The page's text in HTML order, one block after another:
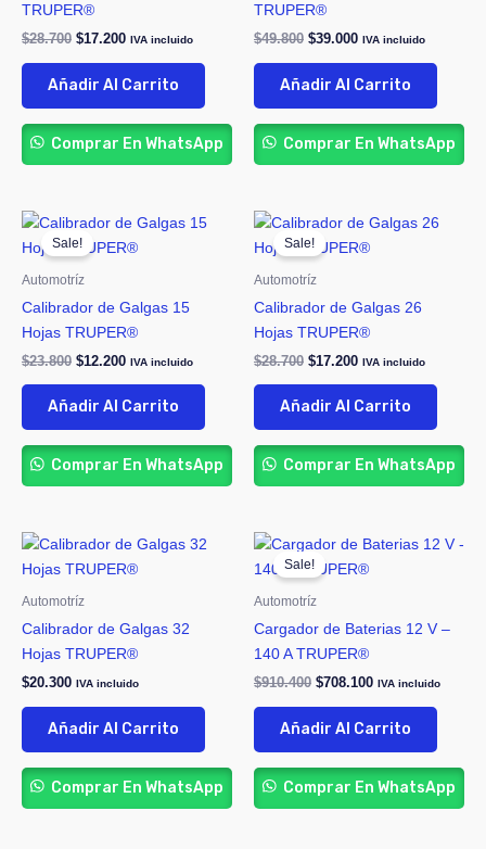
TRUPER®
$28.700 $17.200 IVA incluido
Añadir Al Carrito
Comprar En WhatsApp
TRUPER®
$49.800 $39.000 IVA incluido
Añadir Al Carrito
Comprar En WhatsApp
Sale!
Automotríz
Calibrador de Galgas 15
Hojas TRUPER®
$23.800
Original
price
was:
$12.200
Current
is:
IVA incluido
Añadir Al Carrito
Comprar En WhatsApp
Sale!
Automotríz
Calibrador de Galgas 26
Hojas TRUPER®
$28.700
Original
price
was:
$17.200
Current
is:
IVA incluido
Añadir Al Carrito
Comprar En WhatsApp
Automotríz
Calibrador de Galgas 32
Hojas TRUPER®
$20.300 IVA incluido
Añadir Al Carrito
Comprar En WhatsApp
Sale!
Automotríz
Cargador de Baterias 12 V –
140 A TRUPER®
$910.400
Original
was:
$708.100
Current
IVA incluido
Añadir Al Carrito
Comprar En WhatsApp